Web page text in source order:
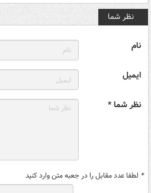
نظر شما
نام
ایمیل
نظر شما *
* لطفا عدد مقابل را در جعبه متن وارد کنید